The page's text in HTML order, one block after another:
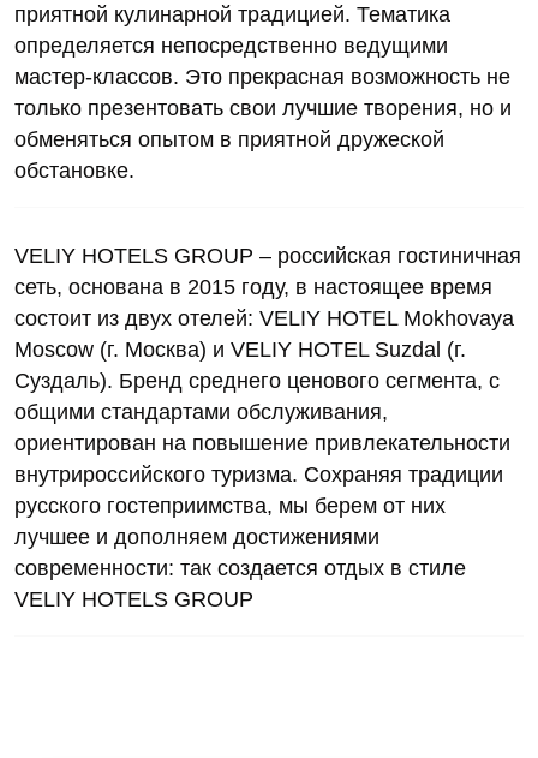
приятной кулинарной традицией. Тематика
определяется непосредственно ведущими
мастер-классов. Это прекрасная возможность не
только презентовать свои лучшие творения, но и
обменяться опытом в приятной дружеской
обстановке.
VELIY HOTELS GROUP – российская гостиничная
сеть, основана в 2015 году, в настоящее время
состоит из двух отелей: VELIY HOTEL Mokhovaya
Moscow (г. Москва) и VELIY HOTEL Suzdal (г.
Суздаль). Бренд среднего ценового сегмента, с
общими стандартами обслуживания,
ориентирован на повышение привлекательности
внутрироссийского туризма. Сохраняя традиции
русского гостеприимства, мы берем от них
лучшее и дополняем достижениями
современности: так создается отдых в стиле
VELIY HOTELS GROUP